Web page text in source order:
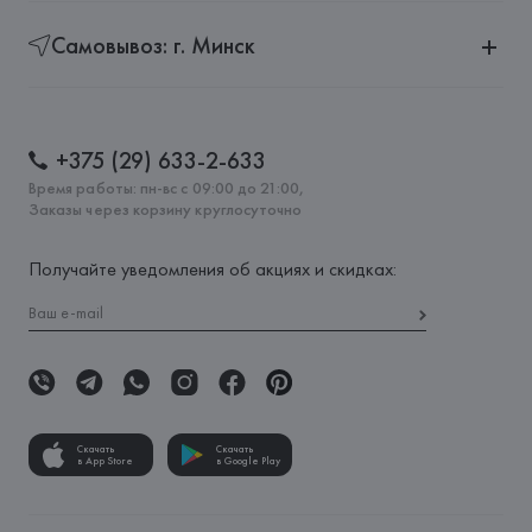
Самовывоз: г. Минск
+375 (29) 633-2-633
Время работы: пн-вс с 09:00 до 21:00,
Заказы через корзину круглосуточно
Получайте уведомления об акциях и скидках:
Скачать
в App Store
Скачать
в Google Play